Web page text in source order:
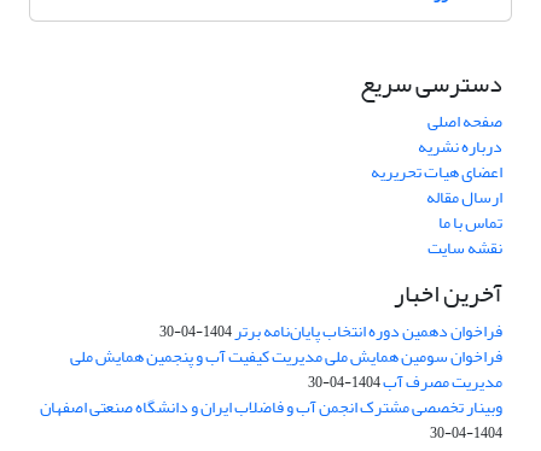
دسترسی سریع
صفحه اصلی
درباره نشریه
اعضای هیات تحریریه
ارسال مقاله
تماس با ما
نقشه سایت
آخرین اخبار
فراخوان دهمین دوره انتخاب پایان‌نامه برتر1404-04-30
فراخوان سومین همایش ملی مدیریت کیفیت آب و پنجمین همایش ملی
مدیریت مصرف آب1404-04-30
وبینار تخصصی مشترک انجمن آب و فاضلاب ایران و دانشگاه صنعتی اصفهان
1404-04-30